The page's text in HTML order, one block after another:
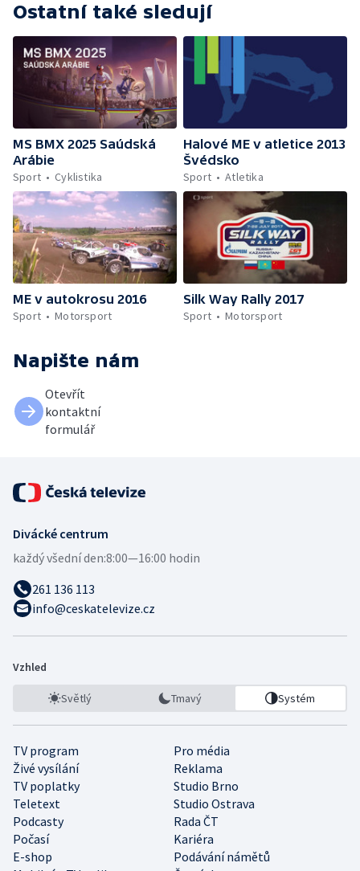
Ostatní také sledují
MS BMX 2025 Saúdská
Arábie
Sport
Cyklistika
Halové ME v atletice 2013
Švédsko
Sport
Atletika
ME v autokrosu 2016
Sport
Motorsport
Silk Way Rally 2017
Sport
Motorsport
Napište nám
Otevřít
kontaktní
formulář
Divácké centrum
každý všední den:8:00—16:00 hodin
261 136 113
info@ceskatelevize.cz
Vzhled
Světlý Tmavý Systém
TV program
Pro média
Živé vysílání
Reklama
TV poplatky
Studio Brno
Teletext
Studio Ostrava
Podcasty
Rada ČT
Počasí
Kariéra
E-shop
Podávání námětů